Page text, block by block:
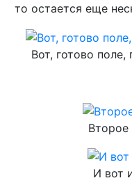
то остается еще
Вот, готово
Второе
И вот